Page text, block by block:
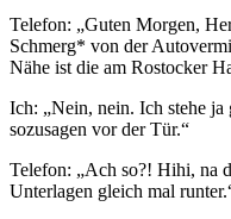
Telefon: „Guten Morgen,
Schmerg* von der
Nähe ist die am Rostocker
Ich: „Nein, nein. Ich stehe
sozusagen vor der Tür.“
Telefon: „Ach so?! Hihi, na
Unterlagen gleich mal